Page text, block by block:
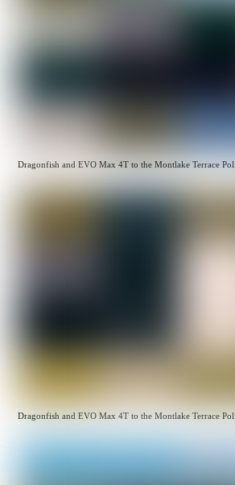
Dragonfish and EVO Max 4T to the Montlake Terrace
Dragonfish and EVO Max 4T to the Montlake Terrace